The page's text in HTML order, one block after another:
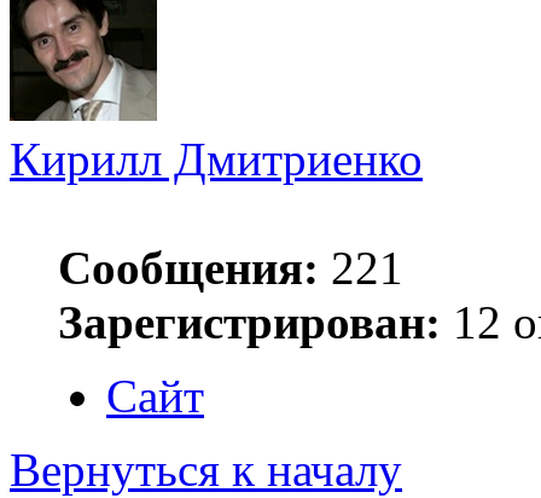
Кирилл Дмитриенко
Сообщения: 221
Зарегистрирован: 12
Сайт
Вернуться к началу